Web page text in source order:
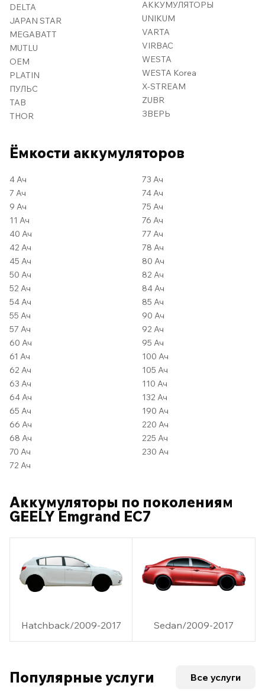
DELTA
JAPAN STAR
MEGABATT
MUTLU
OEM
PLATIN
ПУЛЬС
TAB
THOR
АККУМУЛЯТОРЫ
UNIKUM
VARTA
VIRBAC
WESTA
WESTA Korea
X-STREAM
ZUBR
ЗВЕРЬ
Ёмкости аккумуляторов
4 Ач
7 Ач
9 Ач
11 Ач
40 Ач
42 Ач
45 Ач
50 Ач
52 Ач
54 Ач
55 Ач
57 Ач
60 Ач
61 Ач
62 Ач
63 Ач
64 Ач
65 Ач
66 Ач
68 Ач
70 Ач
72 Ач
73 Ач
74 Ач
75 Ач
76 Ач
77 Ач
78 Ач
80 Ач
82 Ач
84 Ач
85 Ач
90 Ач
92 Ач
95 Ач
100 Ач
105 Ач
110 Ач
132 Ач
190 Ач
220 Ач
225 Ач
230 Ач
Аккумуляторы по поколениям
GEELY Emgrand EC7
Hatchback/2009-2017 Sedan/2009-2017
Популярные услуги Все услуги